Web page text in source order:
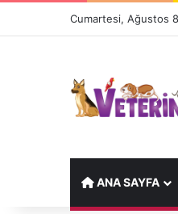
Cumartesi, Ağustos
ANA SAYFA